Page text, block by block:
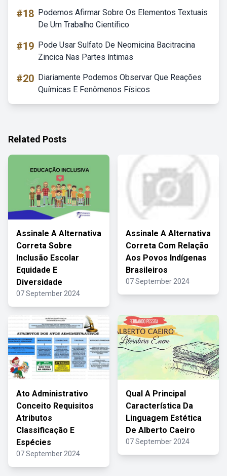
#18 Podemos Afirmar Sobre Os Elementos Textuais
De Um Trabalho Científico
#19 Pode Usar Sulfato De Neomicina Bacitracina
Zincica Nas Partes íntimas
#20 Diariamente Podemos Observar Que Reações
Químicas E Fenômenos Físicos
Related Posts
Assinale A Alternativa
Correta Sobre
Inclusão Escolar
Equidade E
Diversidade
07 September 2024
Assinale A Alternativa
Correta Com Relação
Aos Povos Indígenas
Brasileiros
07 September 2024
Ato Administrativo
Conceito Requisitos
Atributos
Classificação E
Espécies
07 September 2024
Qual A Principal
Característica Da
Linguagem Estética
De Alberto Caeiro
07 September 2024